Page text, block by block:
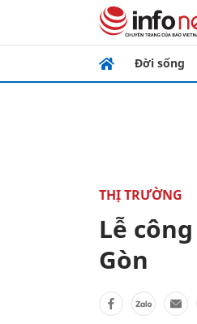
Đời sống
THỊ TRƯỜNG
Lễ
Gòn